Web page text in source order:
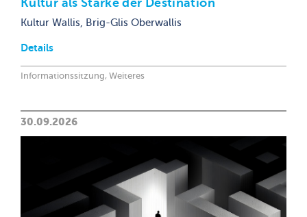
Kultur als Stärke der Destination
Kultur Wallis, Brig-Glis Oberwallis
Details
Informationssitzung, Weiteres
30.09.2026